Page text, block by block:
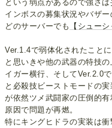
という弱点があるので強さ
インボスの募集状況やバザ
どのサーバーでも
【シュー
Ver.1.4で弱体化されたこと
と思いきや他の武器の特技
イガー横行、そしてVer.2.0
と必殺技ビーストモードの
が依然ツメ武闘家の圧倒的
原因で問題が再燃。
特にキングヒドラの実装は